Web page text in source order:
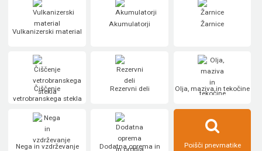
Vulkanizerski material
Akumulatorji Žarnice
Čiščenje
vetrobranskega stekla
Rezervni deli Olja, maziva in tekočine
Nega in vzdrževanje
Dodatna oprema in
Poišči pnevmatike